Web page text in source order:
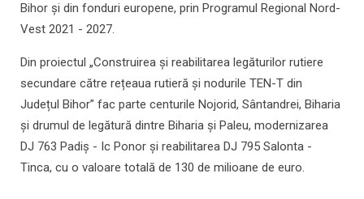
Bihor și din fonduri europene, prin Programul Regional Nord-
Vest 2021 - 2027.
Din proiectul „Construirea și reabilitarea legăturilor rutiere
secundare către rețeaua rutieră și nodurile TEN-T din
Județul Bihor” fac parte centurile Nojorid, Sântandrei, Biharia
și drumul de legătură dintre Biharia și Paleu, modernizarea
DJ 763 Padiș - Ic Ponor și reabilitarea DJ 795 Salonta -
Tinca, cu o valoare totală de 130 de milioane de euro.